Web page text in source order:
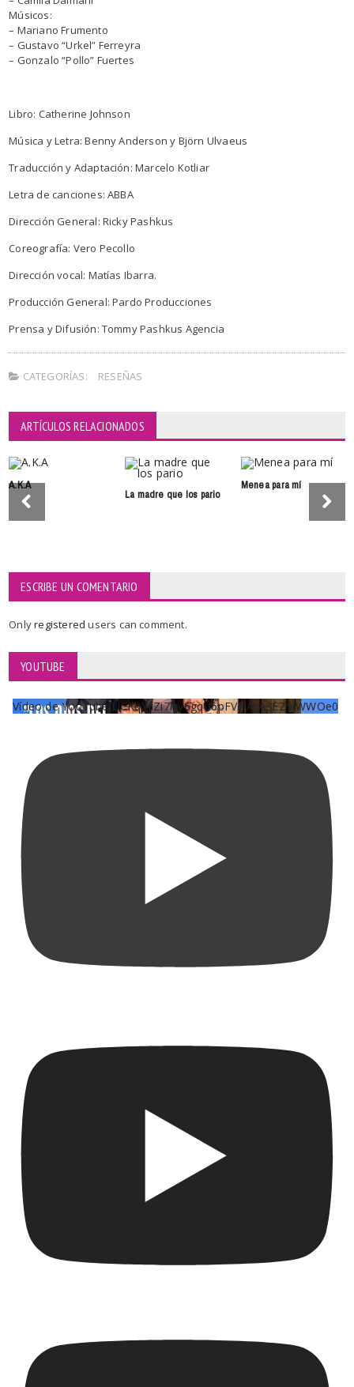
Músicos:
– Mariano Frumento
– Gustavo “Urkel” Ferreyra
– Gonzalo “Pollo” Fuertes
Libro: Catherine Johnson
Música y Letra: Benny Anderson y Björn Ulvaeus
Traducción y Adaptación: Marcelo Kotliar
Letra de canciones: ABBA
Dirección General: Ricky Pashkus
Coreografía: Vero Pecollo
Dirección vocal: Matías Ibarra.
Producción General: Pardo Producciones
Prensa y Difusión: Tommy Pashkus Agencia
CATEGORÍAS: RESEÑAS
ARTÍCULOS RELACIONADOS
A.K.A
La madre que los pario
Menea para mí
ESCRIBE UN COMENTARIO
Onlyregisteredusers can comment.
YOUTUBE
Vídeo de YouTube UCKqYjiZi7lzy6gqU6pFVFiA_A3EZ9JWWOe0